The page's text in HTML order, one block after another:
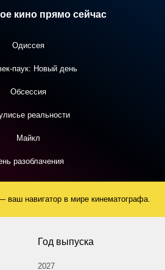
кино прямо сейчас
Одиссея
паук: Новый день
Обсессия
реальности
Майкл
разоблачения
ваш навигатор в мире кинематографа.
Год выпуска
2027